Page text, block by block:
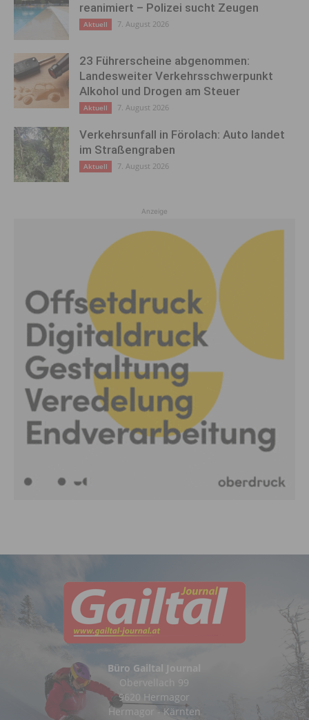
reanimiert – Polizei sucht Zeugen
Aktuell 7. August 2026
23 Führerscheine abgenommen:
Landesweiter Verkehrsschwerpunkt
Alkohol und Drogen am Steuer
Aktuell 7. August 2026
Verkehrsunfall in Förolach: Auto landet
im Straßengraben
Aktuell 7. August 2026
Anzeige
Büro Gailtal Journal
Obervellach 99
9620 Hermagor
Hermagor - Kärnten